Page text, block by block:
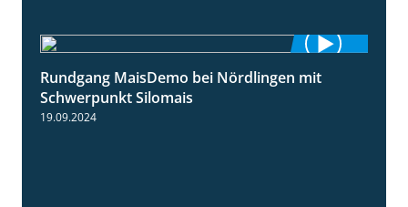
10:51
Rundgang MaisDemo bei Nördlingen mit
Schwerpunkt Silomais
19.09.2024